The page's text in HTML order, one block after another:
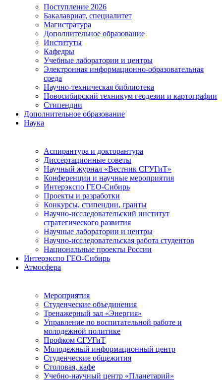
Поступление 2026
Бакалавриат, специалитет
Магистратура
Дополнительное образование
Институты
Кафедры
Учебные лаборатории и центры
Электронная информационно-образовательная
среда
Научно-техническая библиотека
Новосибирский техникум геодезии и картографии
Стипендии
Дополнительное образование
Наука
Аспирантура и докторантура
Диссертационные советы
Научный журнал «Вестник СГУГиТ»
Конференции и научные мероприятия
Интерэкспо ГЕО-Сибирь
Проекты и разработки
Конкурсы, стипендии, гранты
Научно-исследовательский институт
стратегического развития
Научные лаборатории и центры
Научно-исследовательская работа студентов
Национальные проекты России
Интерэкспо ГЕО-Сибирь
Атмосфера
Мероприятия
Студенческие объединения
Тренажерный зал «Энергия»
Управление по воспитательной работе и
молодежной политике
Профком СГУГиТ
Молодежный информационный центр
Студенческие общежития
Столовая, кафе
Учебно-научный центр «Планетарий»